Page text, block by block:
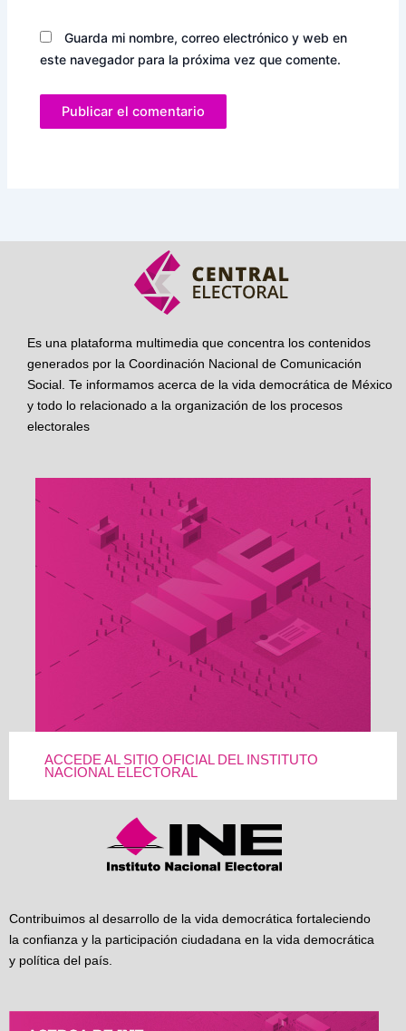
Guarda mi nombre, correo electrónico y web en
este navegador para la próxima vez que comente.
Es una plataforma multimedia que concentra los contenidos
generados por la Coordinación Nacional de Comunicación
Social. Te informamos acerca de la vida democrática de México
y todo lo relacionado a la organización de los procesos
electorales
ACCEDE AL SITIO OFICIAL DEL INSTITUTO
NACIONAL ELECTORAL
Contribuimos al desarrollo de la vida democrática fortaleciendo
la confianza y la participación ciudadana en la vida democrática
y política del país.